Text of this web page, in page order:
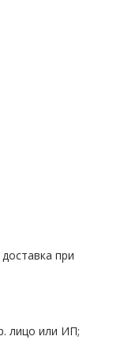
при
лицо или ИП;